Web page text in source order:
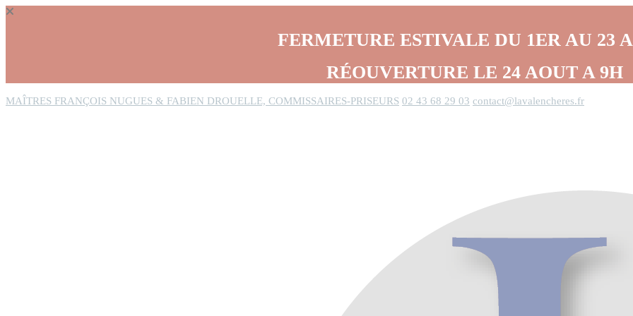
FERMETURE ESTIVALE DU 1ER AU 23
RÉOUVERTURE LE 24 AOUT A 9H
MAÎTRES FRANÇOIS NUGUES & FABIEN DROUELLE, COMMISSAIRES-PRISEURS 02 43 68 29 03 contact@lavalencheres.fr
Panneau de gestion des cookies